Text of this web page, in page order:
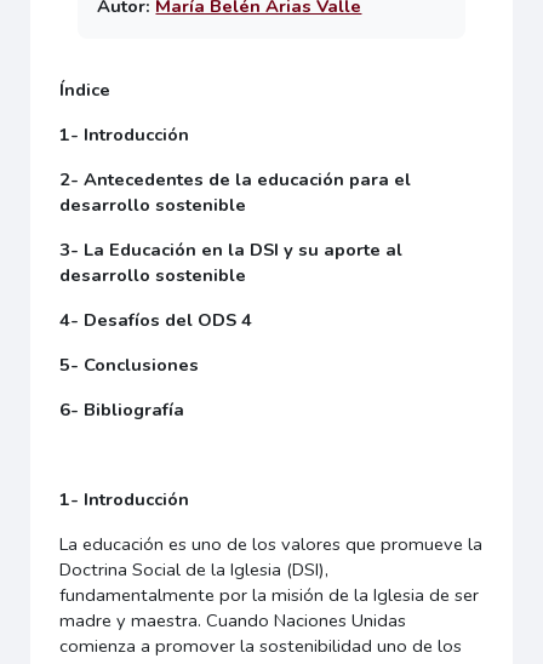
Autor: María Belén Arias Valle
Índice
1- Introducción
2- Antecedentes de la educación para el
desarrollo sostenible
3- La Educación en la DSI y su aporte al
desarrollo sostenible
4- Desafíos del ODS 4
5- Conclusiones
6- Bibliografía
1- Introducción
La educación es uno de los valores que promueve la
Doctrina Social de la Iglesia (DSI),
fundamentalmente por la misión de la Iglesia de ser
madre y maestra. Cuando Naciones Unidas
comienza a promover la sostenibilidad uno de los